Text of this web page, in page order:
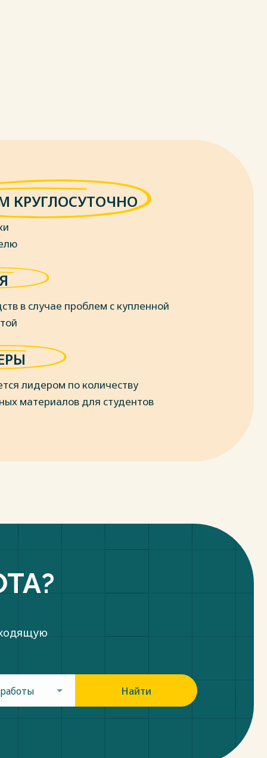
КРУГЛОСУТОЧНО
в случае проблем с купленной
лидером по количеству
материалов для студентов
Найти